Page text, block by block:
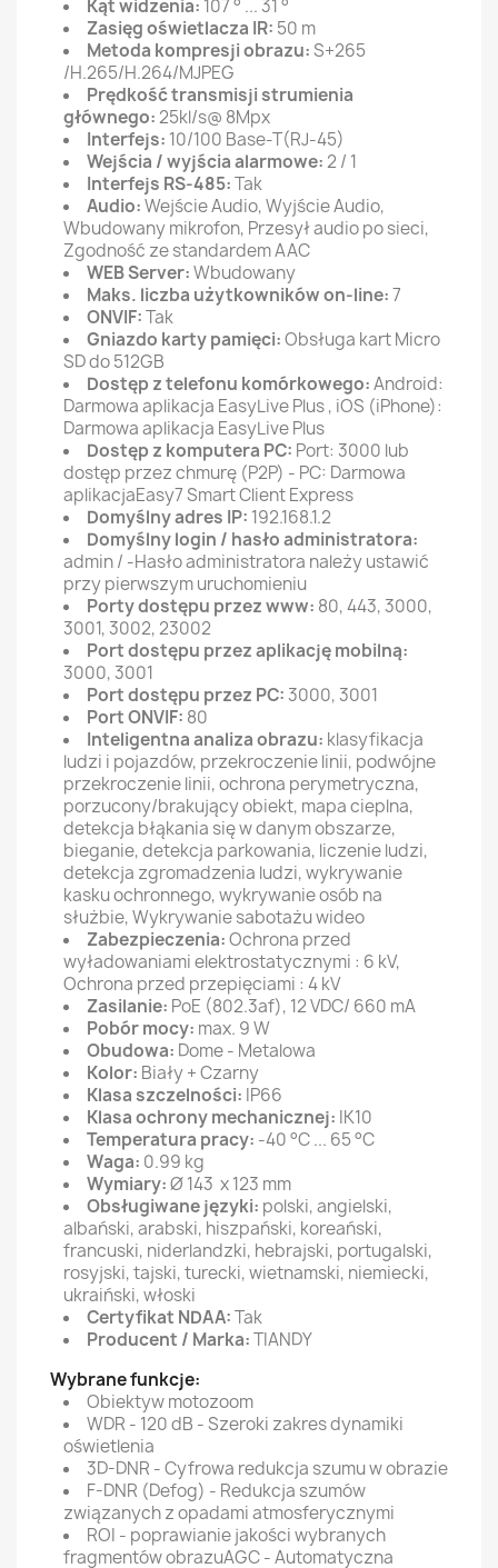
Kąt widzenia: 107 ° ... 31 °
Zasięg oświetlacza IR: 50 m
Metoda kompresji obrazu:S+265
/H.265/H.264/MJPEG
Prędkość transmisji strumienia
głównego:25kl/s@ 8Mpx
Interfejs: 10/100 Base-T(RJ-45)
Wejścia / wyjścia alarmowe:2 / 1
Interfejs RS-485:Tak
Audio:Wejście Audio, Wyjście Audio,
Wbudowany mikrofon, Przesył audio po sieci,
Zgodność ze standardem AAC
WEB Server:Wbudowany
Maks. liczba użytkowników on-line:7
ONVIF:Tak
Gniazdo karty pamięci:Obsługa kart Micro
SD do 512GB
Dostęp z telefonu komórkowego:Android:
Darmowa aplikacja EasyLive Plus , iOS (iPhone):
Darmowa aplikacja EasyLive Plus
Dostęp z komputera PC: Port: 3000 lub
dostęp przez chmurę (P2P) - PC: Darmowa
aplikacjaEasy7 Smart Client Express
Domyślny adres IP: 192.168.1.2
Domyślny login / hasło administratora:
admin / -Hasło administratora należy ustawić
przy pierwszym uruchomieniu
Porty dostępu przez www: 80, 443, 3000,
3001, 3002, 23002
Port dostępu przez aplikację mobilną:
3000, 3001
Port dostępu przez PC:3000, 3001
Port ONVIF: 80
Inteligentna analiza obrazu: klasyfikacja
ludzi i pojazdów, przekroczenie linii, podwójne
przekroczenie linii, ochrona perymetryczna,
porzucony/brakujący obiekt, mapa cieplna,
detekcja błąkania się w danym obszarze,
bieganie, detekcja parkowania, liczenie ludzi,
detekcja zgromadzenia ludzi, wykrywanie
kasku ochronnego, wykrywanie osób na
służbie, Wykrywanie sabotażu wideo
Zabezpieczenia:Ochrona przed
wyładowaniami elektrostatycznymi : 6 kV,
Ochrona przed przepięciami : 4 kV
Zasilanie: PoE (802.3af), 12 VDC/ 660 mA
Pobór mocy: max. 9 W
Obudowa: Dome - Metalowa
Kolor: Biały + Czarny
Klasa szczelności: IP66
Klasa ochrony mechanicznej: IK10
Temperatura pracy: -40 °C ... 65 °C
Waga: 0.99 kg
Wymiary:Ø 143 x 123 mm
Obsługiwane języki: polski, angielski,
albański, arabski, hiszpański, koreański,
francuski, niderlandzki, hebrajski, portugalski,
rosyjski, tajski, turecki, wietnamski, niemiecki,
ukraiński, włoski
Certyfikat NDAA:Tak
Producent / Marka:TIANDY
Wybrane funkcje:
Obiektyw motozoom
WDR - 120 dB - Szeroki zakres dynamiki
oświetlenia
3D-DNR - Cyfrowa redukcja szumu w obrazie
F-DNR (Defog) - Redukcja szumów
związanych z opadami atmosferycznymi
ROI - poprawianie jakości wybranych
fragmentów obrazuAGC - Automatyczna